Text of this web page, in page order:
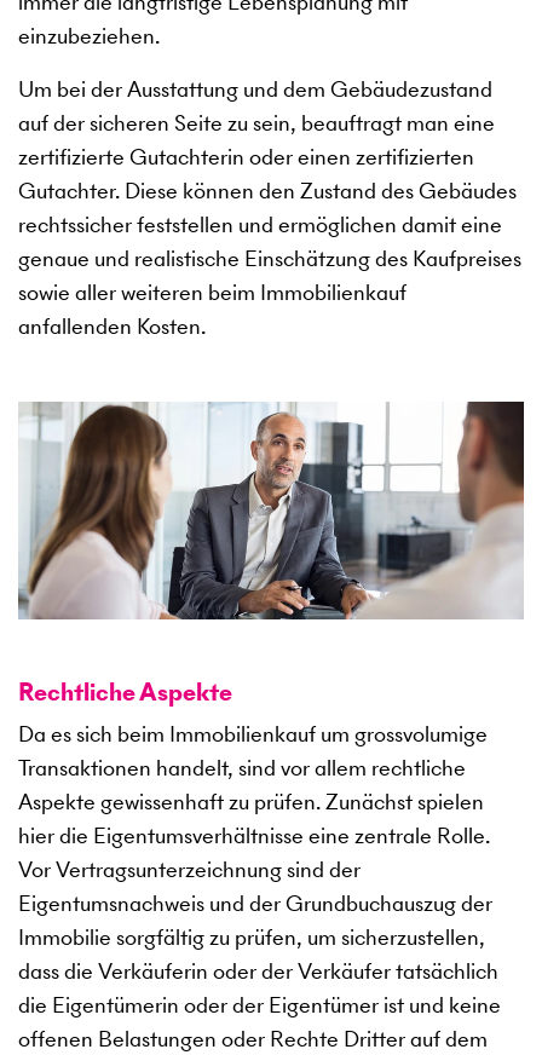
einzubeziehen.
Um bei der Ausstattung und dem Gebäudezustand
auf der sicheren Seite zu sein, beauftragt man eine
zertifizierte Gutachterin oder einen zertifizierten
Gutachter. Diese können den Zustand des Gebäudes
rechtssicher feststellen und ermöglichen damit eine
genaue und realistische Einschätzung des Kaufpreises
sowie aller weiteren beim Immobilienkauf
anfallenden Kosten.
Rechtliche Aspekte
Da es sich beim Immobilienkauf um grossvolumige
Transaktionen handelt, sind vor allem rechtliche
Aspekte gewissenhaft zu prüfen. Zunächst spielen
hier die Eigentumsverhältnisse eine zentrale Rolle.
Vor Vertragsunterzeichnung sind der
Eigentumsnachweis und der Grundbuchauszug der
Immobilie sorgfältig zu prüfen, um sicherzustellen,
dass die Verkäuferin oder der Verkäufer tatsächlich
die Eigentümerin oder der Eigentümer ist und keine
offenen Belastungen oder Rechte Dritter auf dem